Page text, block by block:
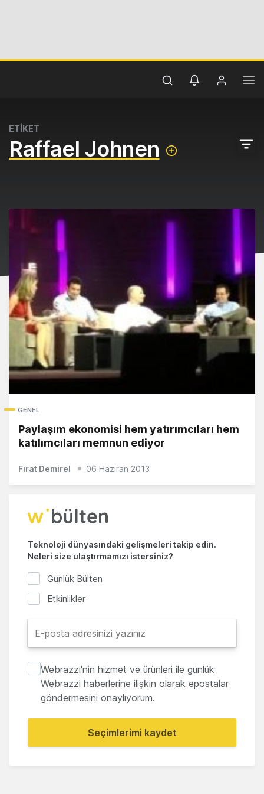
ETİKET
Raffael Johnen
GENEL
Paylaşım ekonomisi hem yatırımcıları hem
katılımcıları memnun ediyor
Fırat Demirel 06 Haziran 2013
Teknoloji dünyasındaki gelişmeleri takip edin.
Neleri size ulaştırmamızı istersiniz?
Günlük Bülten
Etkinlikler
Webrazzi'nin hizmet ve ürünleri ile günlük
Webrazzi haberlerine ilişkin olarak epostalar
göndermesini onaylıyorum.
Seçimlerimi kaydet